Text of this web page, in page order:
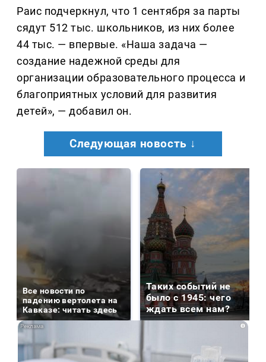
Раис подчеркнул, что 1 сентября за парты
сядут 512 тыс. школьников, из них более
44 тыс. — впервые. «Наша задача —
создание надежной среды для
организации образовательного процесса и
благоприятных условий для развития
детей», — добавил он.
Следующая новость ↓
Все новости по
падению вертолета на
Кавказе: читать здесь
Таких событий не
было с 1945: чего
ждать всем нам?
i